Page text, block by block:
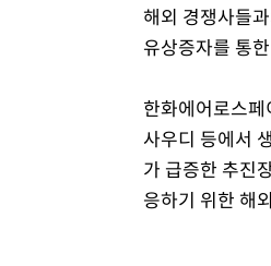
해외 경쟁사들
유상증자를 통
한화에어로스
사우디 등에서
가 급증한 추진
응하기 위한 해